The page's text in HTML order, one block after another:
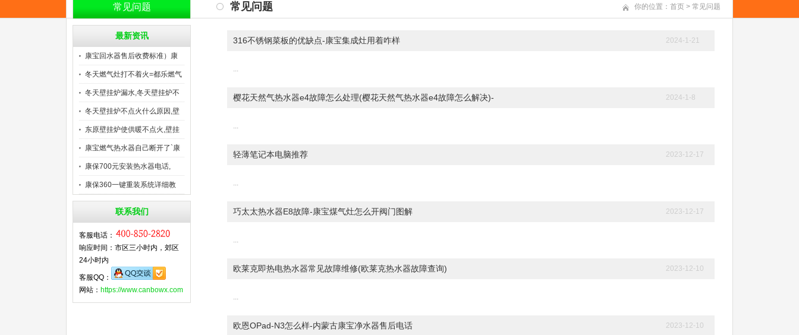
常见问题
最新资讯
康宝回水器售后收费标准）康
宝
冬天燃气灶打不着火=都乐燃气
冬天壁挂炉漏水,冬天壁挂炉不
冬天壁挂炉不点火什么原因,壁
东原壁挂炉使供暖不点火,壁挂
康宝燃气热水器自己断开了`康
康保700元安装热水器电话,
康保360一键重装系统详细教
联系我们
客服电话：
响应时间：市区三小时内，郊区
24小时内
客服QQ：
网站： https://www.canbowx.com
常见问题 你的位置： 首页 > 常见问题
316不锈钢菜板的优缺点-康宝集成灶用着咋样 2024-1-21
...
樱花天然气热水器e4故障怎么处理(樱花天然气热水器e4故障怎么解决)- 2024-1-8
...
轻薄笔记本电脑推荐 2023-12-17
...
巧太太热水器E8故障-康宝煤气灶怎么开阀门图解 2023-12-17
...
欧莱克即热电热水器常见故障维修(欧莱克热水器故障查询) 2023-12-10
...
欧恩OPad-N3怎么样-内蒙古康宝净水器售后电话 2023-12-10